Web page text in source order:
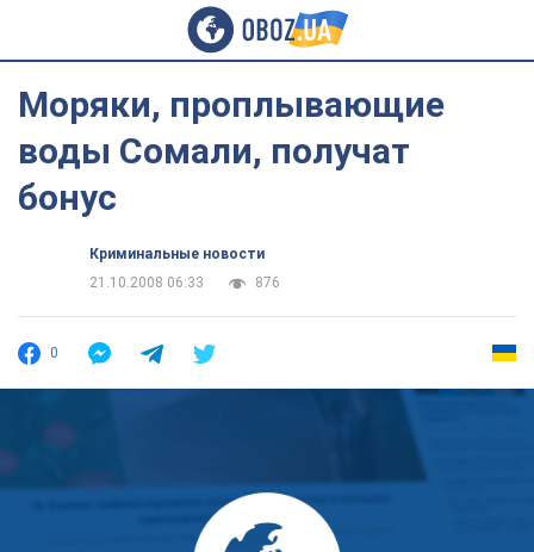
Моряки, проплывающие
воды Сомали, получат
бонус
Криминальные новости
21.10.2008 06:33
876
0